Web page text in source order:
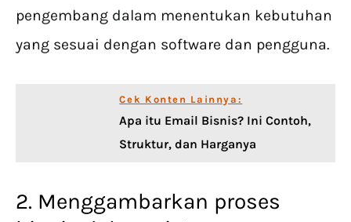
pengembang dalam menentukan kebutuhan
yang sesuai dengan software dan pengguna.
Cek Konten Lainnya:
Apa itu Email Bisnis? Ini Contoh,
Struktur, dan Harganya
2. Menggambarkan proses